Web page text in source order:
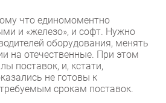
что единомоментно
и «железо», и софт. Нужно
оборудования, менять
на отечественные. При этом
поставок, и, кстати,
не готовы к
срокам поставок.